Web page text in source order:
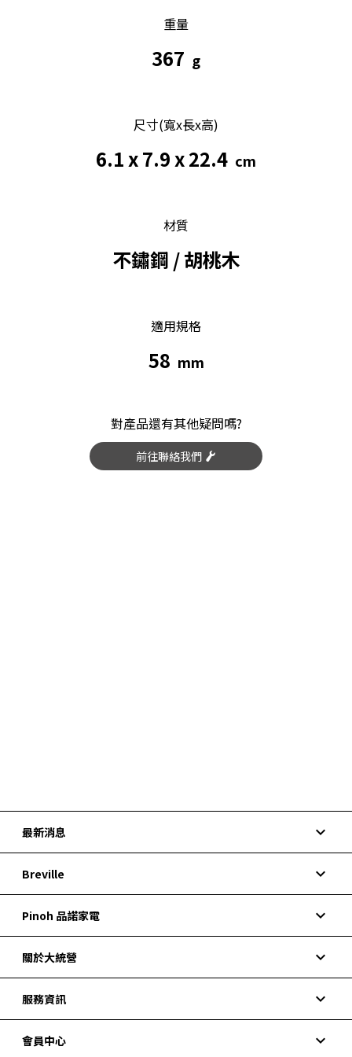
重量
367 g
尺寸(寬x長x高)
6.1 x 7.9 x 22.4 cm
材質
不鏽鋼 / 胡桃木
適用規格
58 mm
對產品還有其他疑問嗎?
前往聯絡我們
最新消息 keyboard_arrow_down
Breville keyboard_arrow_down
Pinoh 品諾家電 keyboard_arrow_down
關於大統營 keyboard_arrow_down
服務資訊 keyboard_arrow_down
會員中心 keyboard_arrow_down